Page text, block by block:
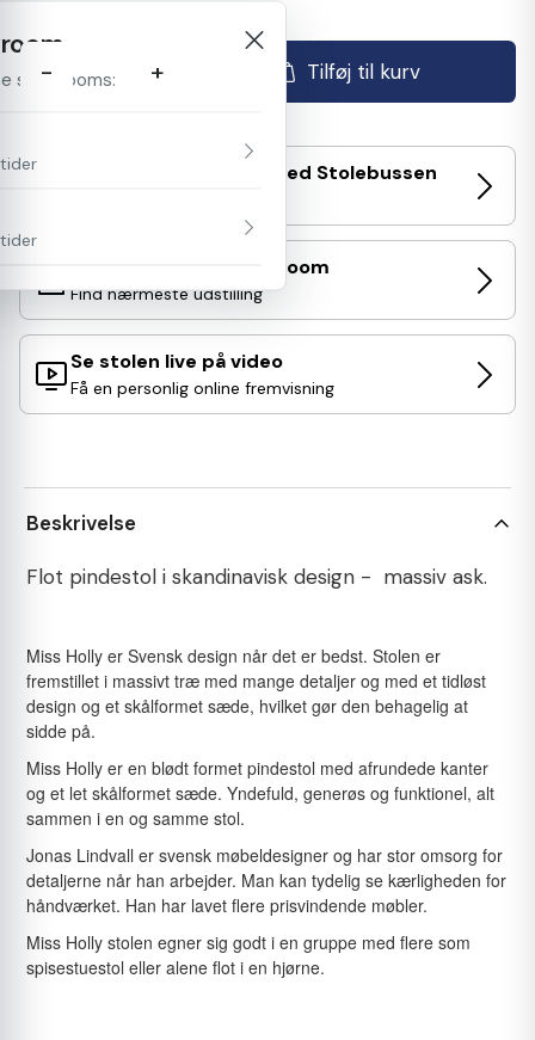
- + Tilføj til kurv
Prøv stolen hjemme med Stolebussen
Se/prøv stolen i Showroom
Find nærmeste udstilling
showrooms:
Se stolen live på video
Få en personlig online fremvisning
Beskrivelse
Flot pindestol i skandinavisk design - massiv ask.
Miss Holly er Svensk design når det er bedst. Stolen er
fremstillet i massivt træ med mange detaljer og med et tidløst
design og et skålformet sæde, hvilket gør den behagelig at
sidde på.
Miss Holly er en blødt formet pindestol med afrundede kanter
og et let skålformet sæde. Yndefuld, generøs og funktionel, alt
sammen i en og samme stol.
Jonas Lindvall er svensk møbeldesigner og har stor omsorg for
detaljerne når han arbejder. Man kan tydelig se kærligheden for
håndværket. Han har lavet flere prisvindende møbler.
Miss Holly stolen egner sig godt i en gruppe med flere som
spisestuestol eller alene flot i en hjørne.